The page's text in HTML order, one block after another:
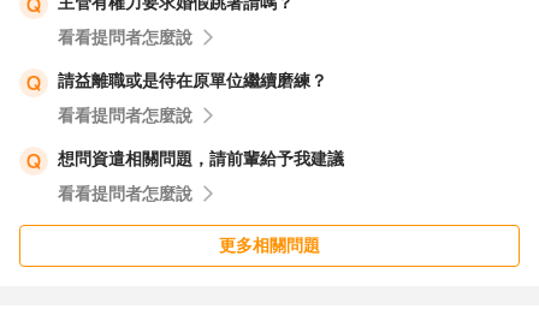
看看提問者怎麼說
請益離職或是待在原單位繼續磨練？
看看提問者怎麼說
想問資遣相關問題，請前輩給予我建議
看看提問者怎麼說
更多相關問題